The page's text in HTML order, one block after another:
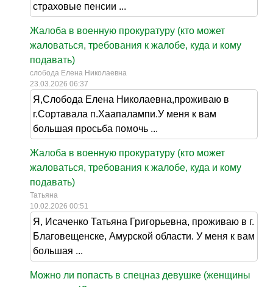
страховые пенсии ...
Жалоба в военную прокуратуру (кто может
жаловаться, требования к жалобе, куда и кому
подавать)
слобода Елена Николаевна
23.03.2026 06:37
Я,Слобода Елена Николаевна,проживаю в
г.Сортавала п.Хаапалампи.У меня к вам
большая просьба помочь ...
Жалоба в военную прокуратуру (кто может
жаловаться, требования к жалобе, куда и кому
подавать)
Татьяна
10.02.2026 00:51
Я, Исаченко Татьяна Григорьевна, проживаю в г.
Благовещенске, Амурской области. У меня к вам
большая ...
Можно ли попасть в спецназ девушке (женщины